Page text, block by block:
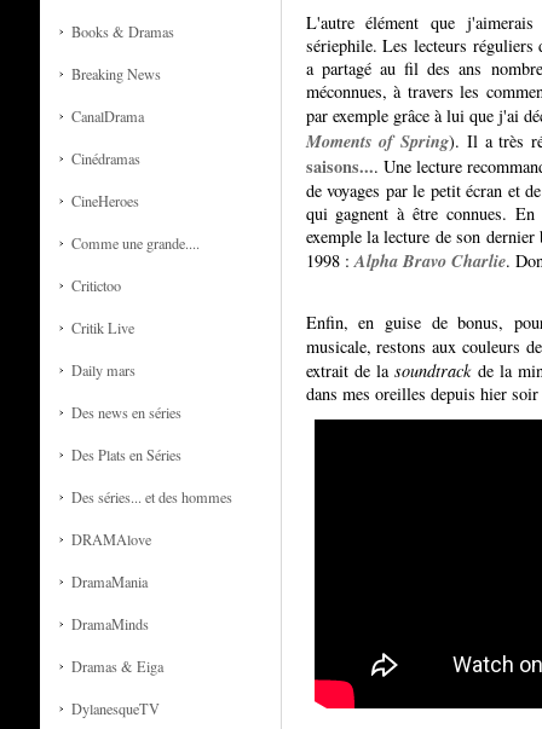
Books & Dramas
Breaking News
CanalDrama
Cinédramas
CineHeroes
Comme une grande....
Critictoo
Critik Live
Daily mars
Des news en séries
Des Plats en Séries
Des séries... et des hommes
DRAMAlove
DramaMania
DramaMinds
Dramas & Eiga
DylanesqueTV
L'autre élément que
sériephile. Les lecteurs réguliers
a partagé au fil des ans
méconnues, à travers les
par exemple grâce à lui que j'ai
Moments of Spring). Il a très
saisons.... Une lecture
de voyages par le petit écran et
qui gagnent à être connues.
exemple la lecture de son
1998 :Alpha Bravo Charlie.
Enfin, en guise de bonus,
musicale, restons aux couleurs
extrait de lasoundtrackde la
dans mes oreilles depuis hier